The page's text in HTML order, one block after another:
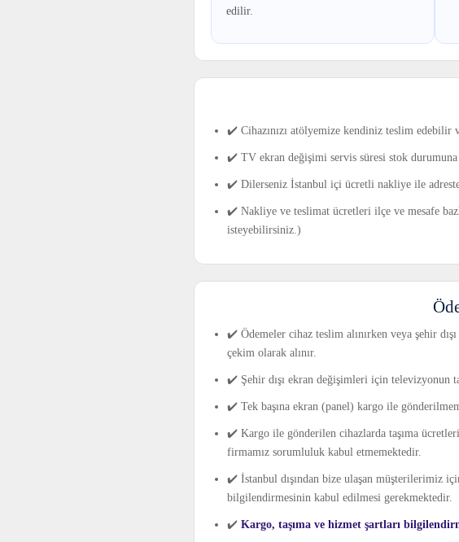
edilir.
✔️ Cihazınızı atölyemize kendiniz teslim edebilir
✔️ TV ekran değişimi servis süresi stok durumuna
✔️ Dilerseniz İstanbul içi ücretli nakliye ile
✔️ Nakliye ve teslimat ücretleri ilçe ve mesafe
isteyebilirsiniz.)
✔️ Ödemeler cihaz teslim alınırken veya şehir
çekim olarak alınır.
✔️ Şehir dışı ekran değişimleri için televizyonun
✔️ Tek başına ekran (panel) kargo ile
✔️ Kargo ile gönderilen cihazlarda taşıma
firmamız sorumluluk kabul etmemektedir.
✔️ İstanbul dışından bize ulaşan müşterilerimiz
bilgilendirmesinin kabul edilmesi gerekmektedir.
✔️ Kargo, taşıma ve hizmet şartları